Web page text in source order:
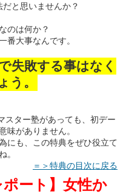
と思いませんか？
のは何か？
番大事なんです。
失敗する事はなく
う。
スター塾があっても、初デー
味がありません。
にも、この特典をぜひ役立て
。
＝＞特典の目次に戻る
ート】女性か